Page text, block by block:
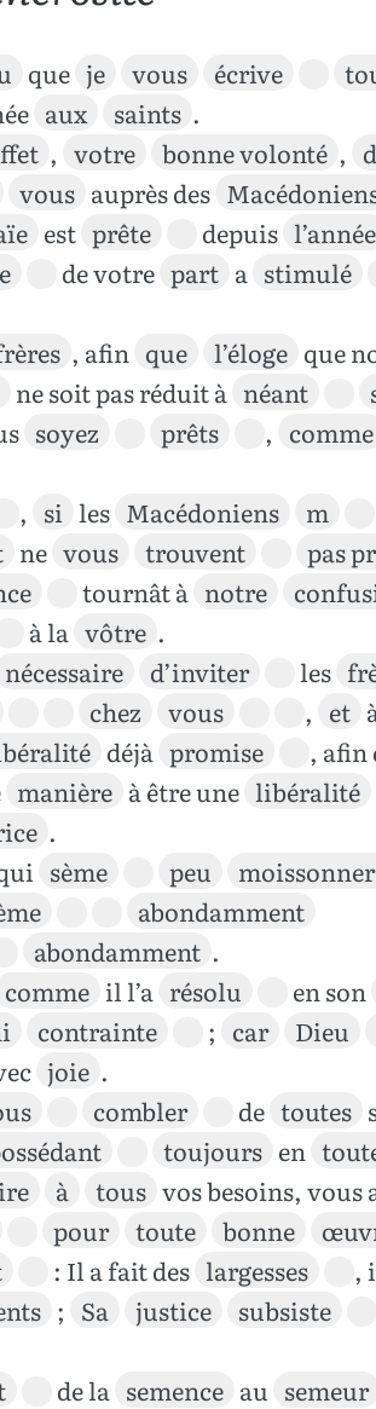
que je vous écrive
aux saints .
, votre bonne volonté ,
vous auprès des
est prête depuis l’année
de votre part a stimulé
, afin que l’éloge que
ne soit pas réduit à néant
soyez prêts , comme
, si les Macédoniens m
ne vous trouvent pas
tournât à notre
à la vôtre .
nécessaire d’inviter les
chez vous , et
déjà promise
, afin
manière à être une libéralité
.
sème peu
abondamment
abondamment .
comme il l’a résolu en son
contrainte ; car Dieu
joie .
combler de toutes
toujours en
à tous vos besoins, vous
pour toute bonne
: Il a fait des largesses
,
; Sa justice subsiste
de la semence au semeur